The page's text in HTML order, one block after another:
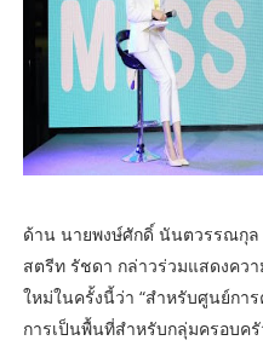
ด้าน นายพงษ์ศักดิ์ นันตวรรณกุล
สตรีท รัชดา กล่าวร่วมแสดงคว
ใหม่ในครั้งนี้ว่า “สำหรับศูนย์กา
การเป็นพื้นที่สำหรับกลุ่มครอบค